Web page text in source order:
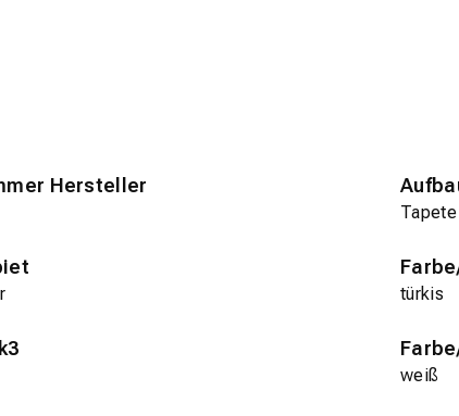
Hersteller
türkis
weiß